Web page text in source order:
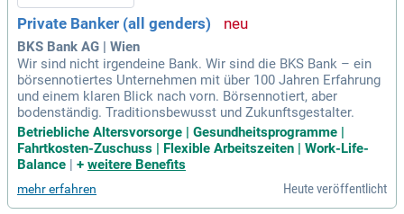
Private Banker (all genders)
BKS Bank AG | Wien
Wir sind nicht irgendeine Bank. Wir sind die BKS Bank – ein
börsennotiertes Unternehmen mit über 100 Jahren Erfahrung
und einem klaren Blick nach vorn. Börsennotiert, aber
bodenständig. Traditionsbewusst und Zukunftsgestalter.
Betriebliche Altersvorsorge | Gesundheitsprogramme |
Fahrtkosten-Zuschuss | Flexible Arbeitszeiten | Work-Life-
Balance | + weitere Benefits
mehr erfahren Heute veröffentlicht